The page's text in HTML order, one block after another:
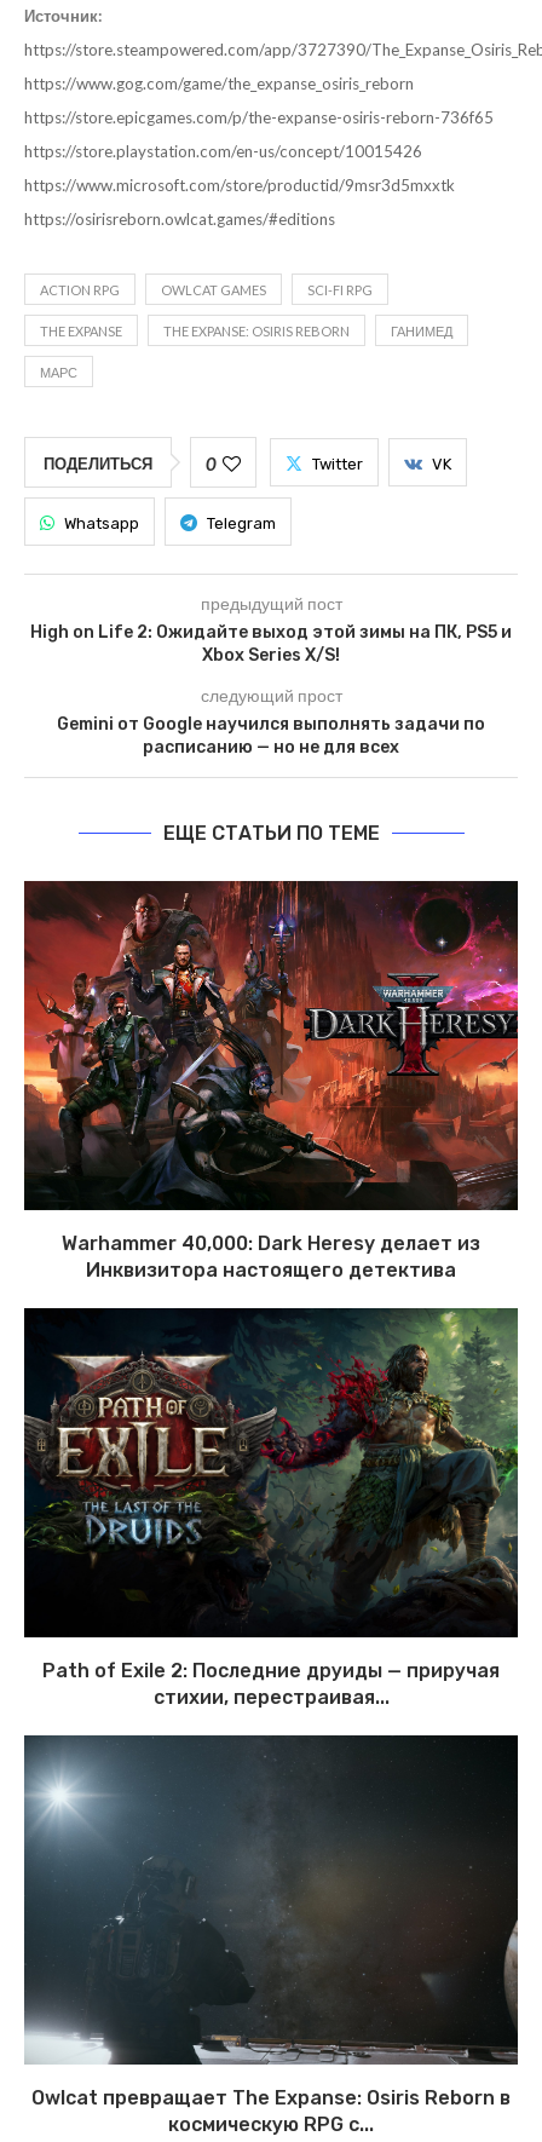
Источник:
https://store.steampowered.com/app/3727390/
https://www.gog.com/game/the_expanse_osiris_reborn
https://store.epicgames.com/p/the-expanse-osiris-reborn-736f65
https://store.playstation.com/en-us/concept/10015426
https://www.microsoft.com/store/productid/9msr3d5mxxtk
https://osirisreborn.owlcat.games/#editions
ACTION RPG OWLCAT GAMES SCI-FI RPG
THE EXPANSE THE EXPANSE: OSIRIS REBORN ГАНИМЕД
МАРС
ПОДЕЛИТЬСЯ 0 Twitter VK
Whatsapp Telegram
предыдущий пост
High on Life 2: Ожидайте выход этой зимы на ПК, PS5 и
Xbox Series X/S!
следующий прост
Gemini от Google научился выполнять задачи по
расписанию — но не для всех
ЕЩЕ СТАТЬИ ПО ТЕМЕ
Warhammer 40,000: Dark Heresy делает из
Инквизитора настоящего детектива
Path of Exile 2: Последние друиды — приручая
стихии, перестраивая...
Owlcat превращает The Expanse: Osiris Reborn в
космическую RPG с...